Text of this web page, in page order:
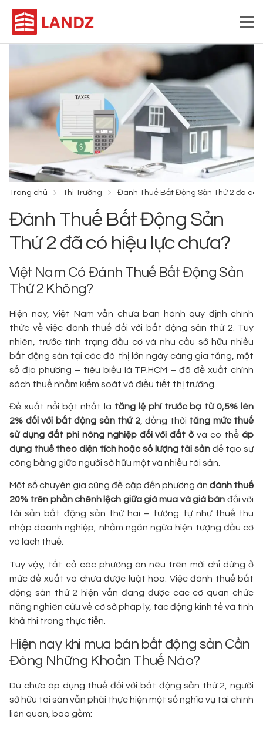
Trang chủ Thị Trường Đánh Thuế Bất Động Sản Thứ 2 đã có
Đánh Thuế Bất Động Sản
Thứ 2 đã có hiệu lực chưa?
Việt Nam Có Đánh Thuế Bất Động Sản
Thứ 2 Không?
Hiện nay, Việt Nam vẫn chưa ban hành quy định chính
thức về việc đánh thuế đối với bất động sản thứ 2. Tuy
nhiên, trước tình trạng đầu cơ và nhu cầu sở hữu nhiều
bất động sản tại các đô thị lớn ngày càng gia tăng, một
số địa phương – tiêu biểu là TP.HCM – đã đề xuất chính
sách thuế nhằm kiểm soát và điều tiết thị trường.
Đề xuất nổi bật nhất là tăng lệ phí trước bạ từ 0,5% lên
2% đối với bất động sản thứ 2, đồng thời tăng mức thuế
sử dụng đất phi nông nghiệp đối với đất ở và có thểáp
dụng thuế theo diện tích hoặc số lượng tài sản để tạo sự
công bằng giữa người sở hữu một và nhiều tài sản.
Một số chuyên gia cũng đề cập đến phương án đánh thuế
20% trên phần chênh lệch giữa giá mua và giá bán đối với
tài sản bất động sản thứ hai – tương tự như thuế thu
nhập doanh nghiệp, nhằm ngăn ngừa hiện tượng đầu cơ
và lách thuế.
Tuy vậy, tất cả các phương án nêu trên mới chỉ dừng ở
mức đề xuất và chưa được luật hóa. Việc đánh thuế bất
động sản thứ 2 hiện vẫn đang được các cơ quan chức
năng nghiên cứu về cơ sở pháp lý, tác động kinh tế và tính
khả thi trong thực tiễn.
Hiện nay khi mua bán bất động sản Cần
Đóng Những Khoản Thuế Nào?
Dù chưa áp dụng thuế đối với bất động sản thứ 2, người
sở hữu tài sản vẫn phải thực hiện một số nghĩa vụ tài chính
liên quan, bao gồm: